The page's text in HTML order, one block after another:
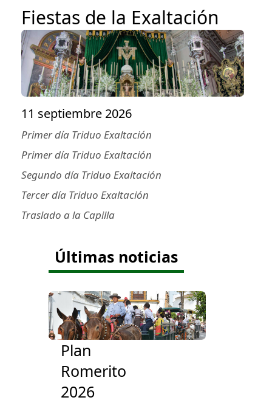
Sra.
del
Rosario
Fiestas de la Exaltación
11 septiembre 2026
Primer día Triduo Exaltación
Primer día Triduo Exaltación
Segundo día Triduo Exaltación
Tercer día Triduo Exaltación
Traslado a la Capilla
Últimas noticias
Plan
Romerito
2026